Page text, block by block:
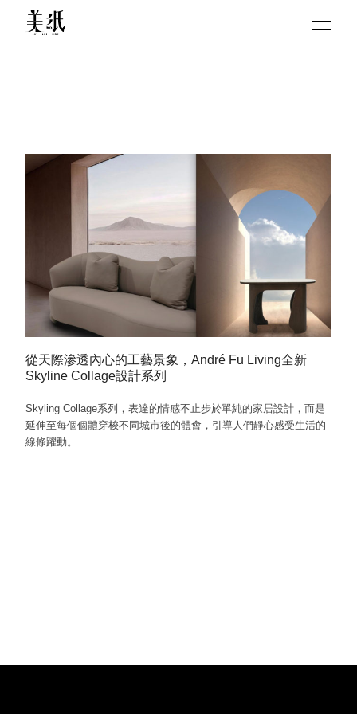
從天際滲透內心的工藝景象，André Fu Living全新
Skyline Collage設計系列
Skyling Collage系列，表達的情感不止步於單純的家居設計，而是
延伸至每個個體穿梭不同城市後的體會，引導人們靜心感受生活的
線條躍動。